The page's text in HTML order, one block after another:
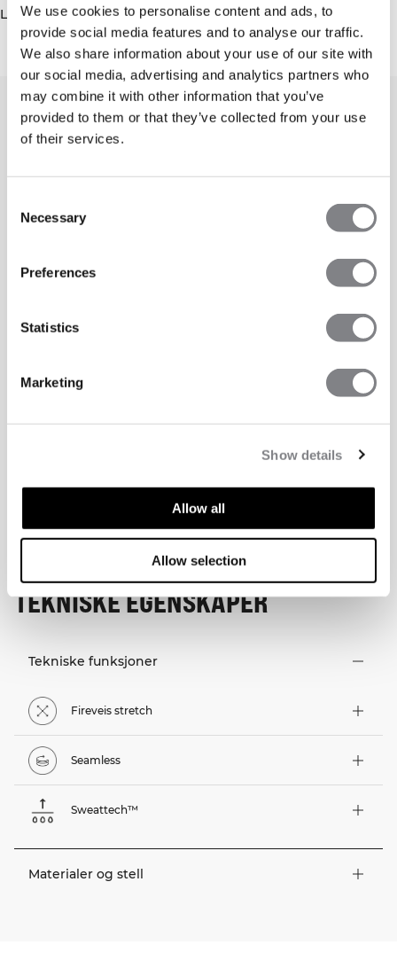
We use cookies to personalise content and ads, to
provide social media features and to analyse our traffic.
We also share information about your use of our site with
our social media, advertising and analytics partners who
may combine it with other information that you’ve
provided to them or that they’ve collected from your use
of their services.
Selection
Necessary
Preferences
Statistics
Marketing
Show details
Allow all
Allow selection
Lignende produkter
TEKNISKE EGENSKAPER
Tekniske funksjoner
Fireveis stretch
Seamless
Sweattech™
Materialer og stell